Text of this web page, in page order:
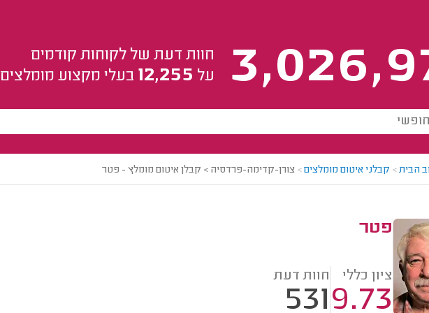
חוות דעת של לקוחות קודמים
על 12,255 בעלי מקצוע מומלצים
הבית> קבלני איטום מומלצים> צורן-קדימה-פרדסיה > קבלן איטום מומלץ - פטר
פטר
ציון כללי
9.73
חוות דעת
531